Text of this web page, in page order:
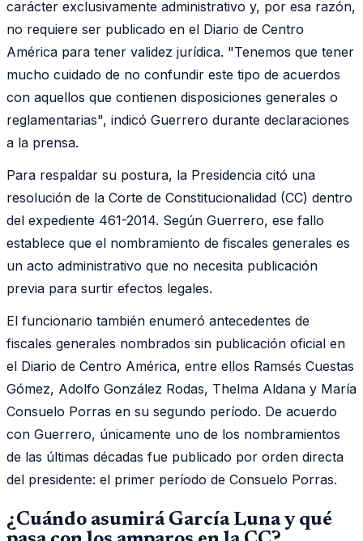
carácter exclusivamente administrativo y, por esa razón,
no requiere ser publicado en el Diario de Centro
América para tener validez jurídica. "Tenemos que tener
mucho cuidado de no confundir este tipo de acuerdos
con aquellos que contienen disposiciones generales o
reglamentarias", indicó Guerrero durante declaraciones
a la prensa.
Para respaldar su postura, la Presidencia citó una
resolución de la Corte de Constitucionalidad (CC) dentro
del expediente 461-2014. Según Guerrero, ese fallo
establece que el nombramiento de fiscales generales es
un acto administrativo que no necesita publicación
previa para surtir efectos legales.
El funcionario también enumeró antecedentes de
fiscales generales nombrados sin publicación oficial en
el Diario de Centro América, entre ellos Ramsés Cuestas
Gómez, Adolfo González Rodas, Thelma Aldana y María
Consuelo Porras en su segundo período. De acuerdo
con Guerrero, únicamente uno de los nombramientos
de las últimas décadas fue publicado por orden directa
del presidente: el primer período de Consuelo Porras.
¿Cuándo asumirá García Luna y qué